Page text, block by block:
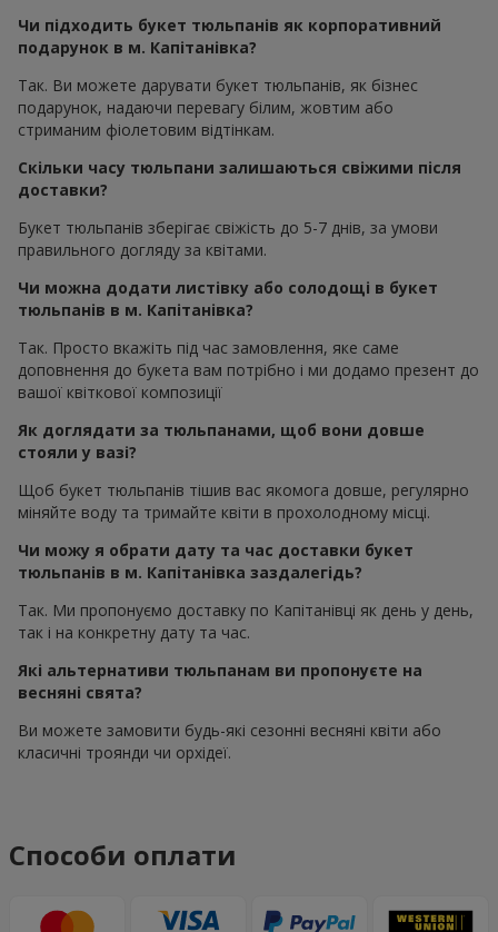
Чи підходить букет тюльпанів як корпоративний
подарунок в м. Капітанівка?
Так. Ви можете дарувати букет тюльпанів, як бізнес
подарунок, надаючи перевагу білим, жовтим або
стриманим фіолетовим відтінкам.
Скільки часу тюльпани залишаються свіжими після
доставки?
Букет тюльпанів зберігає свіжість до 5-7 днів, за умови
правильного догляду за квітами.
Чи можна додати листівку або солодощі в букет
тюльпанів в м. Капітанівка?
Так. Просто вкажіть під час замовлення, яке саме
доповнення до букета вам потрібно і ми додамо презент до
вашої квіткової композиції
Як доглядати за тюльпанами, щоб вони довше
стояли у вазі?
Щоб букет тюльпанів тішив вас якомога довше, регулярно
міняйте воду та тримайте квіти в прохолодному місці.
Чи можу я обрати дату та час доставки букет
тюльпанів в м. Капітанівка заздалегідь?
Так. Ми пропонуємо доставку по Капітанівці як день у день,
так і на конкретну дату та час.
Які альтернативи тюльпанам ви пропонуєте на
весняні свята?
Ви можете замовити будь-які сезонні весняні квіти або
класичні троянди чи орхідеї.
Способи оплати